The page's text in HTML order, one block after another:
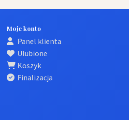
Moje konto
Panel klienta
Ulubione
Koszyk
Finalizacja